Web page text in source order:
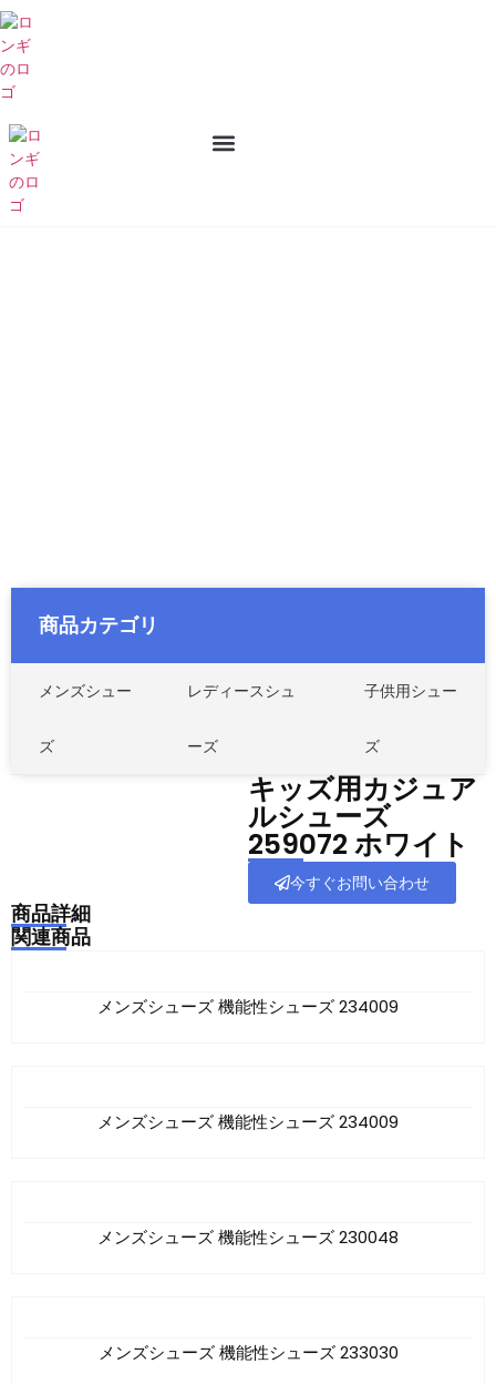
商品カテゴリ
メンズシュー
ズ
レディースシュ
ーズ
子供用シュー
ズ
キッズ用カジュア
ルシューズ
259072 ホワイト
今すぐお問い合わせ
商品詳細
関連商品
メンズシューズ 機能性シューズ 234009
メンズシューズ 機能性シューズ 234009
メンズシューズ 機能性シューズ 230048
メンズシューズ 機能性シューズ 233030